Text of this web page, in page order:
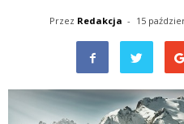
Przez Redakcja - 15